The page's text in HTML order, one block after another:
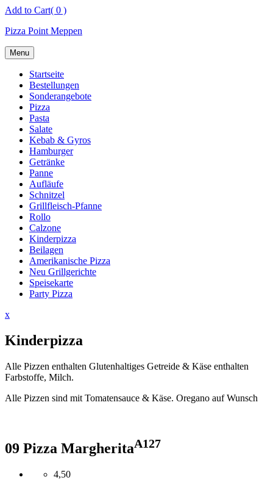
Skip
content
Add to Cart( 0 )
Pizza Point Meppen
Menu
Startseite
Bestellungen
Sonderangebote
Pizza
Pasta
Salate
Kebab & Gyros
Hamburger
Getränke
Panne
Aufläufe
Schnitzel
Grillfleisch-Pfanne
Rollo
Calzone
Kinderpizza
Beilagen
Amerikanische Pizza
Neu Grillgerichte
Speisekarte
Party Pizza
xClose
Kinderpizza
Alle Pizzen enthalten Glutenhaltiges Getreide & Käse enthalten
Farbstoffe, Milch.
Alle Pizzen sind mit Tomatensauce & Käse. Oregano auf Wunsch
09 Pizza MargheritaA127
4,50